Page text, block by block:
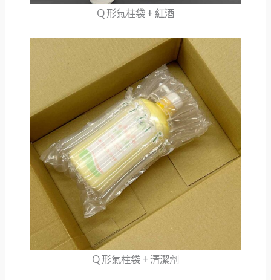
Q 形氣柱袋 + 紅酒
Q 形氣柱袋 + 清潔劑